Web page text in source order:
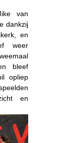
van
dankzij
en
weer
bleef
opliep
en